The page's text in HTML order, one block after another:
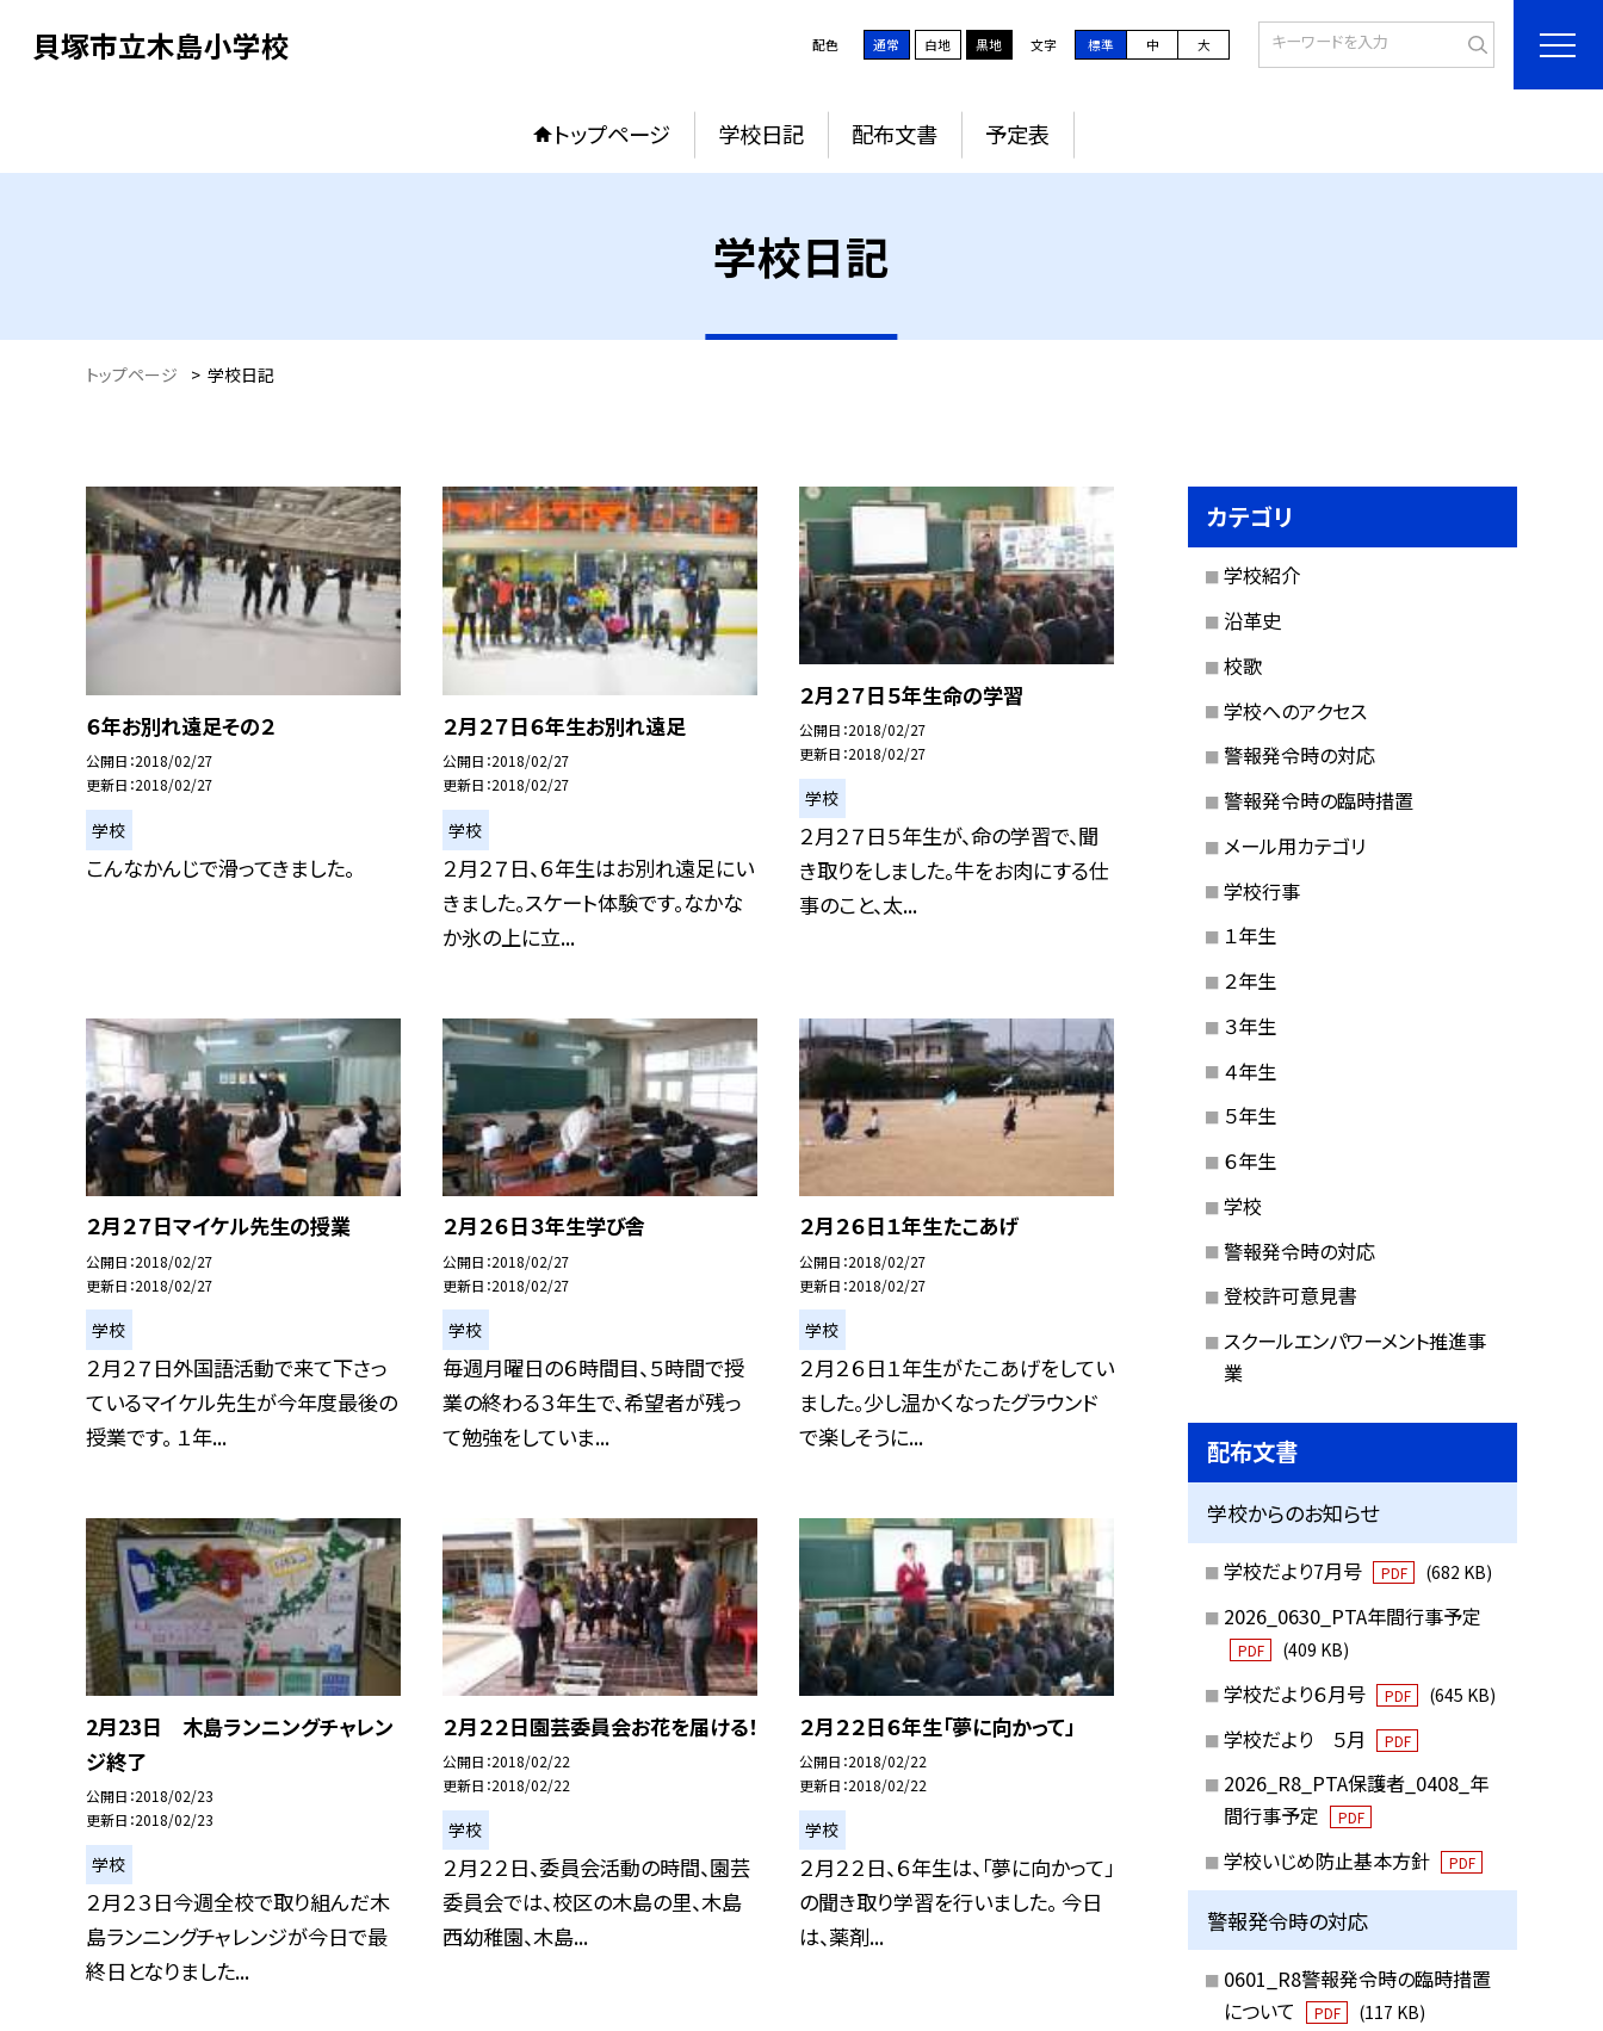
貝塚市立木島小学校 配色 通常 白地 黒地 文字 標準 中 大
トップページ 学校日記 配布文書 予定表
学校日記
トップページ > 学校日記
６年お別れ遠足その２
公開日 2018/02/27
更新日 2018/02/27
学校
こんなかんじで滑ってきました。
２月２７日６年生お別れ遠足
公開日 2018/02/27
更新日 2018/02/27
学校
２月２７日、６年生はお別れ遠足にい
きました。スケート体験です。なかな
か氷の上に立...
２月２７日５年生命の学習
公開日 2018/02/27
更新日 2018/02/27
学校
２月２７日５年生が、命の学習で、聞
き取りをしました。牛をお肉にする仕
事のこと、太...
２月２７日マイケル先生の授業
公開日 2018/02/27
更新日 2018/02/27
学校
２月２７日外国語活動で来て下さっ
ているマイケル先生が今年度最後の
授業です。 １年...
２月２６日３年生学び舎
公開日 2018/02/27
更新日 2018/02/27
学校
毎週月曜日の６時間目、５時間で授
業の終わる３年生で、希望者が残っ
て勉強をしていま...
２月２６日１年生たこあげ
公開日 2018/02/27
更新日 2018/02/27
学校
２月２６日１年生がたこあげをしてい
ました。少し温かくなったグラウンド
で楽しそうに...
2月23日 木島ランニングチャレン
ジ終了
公開日 2018/02/23
更新日 2018/02/23
学校
２月２３日今週全校で取り組んだ木
島ランニングチャレンジが今日で最
終日となりました...
２月２２日園芸委員会お花を届ける！
公開日 2018/02/22
更新日 2018/02/22
学校
２月２２日、委員会活動の時間、園芸
委員会では、校区の木島の里、木島
西幼稚園、木島...
２月２２日６年生「夢に向かって」
公開日 2018/02/22
更新日 2018/02/22
学校
２月２２日、６年生は、「夢に向かって」
の聞き取り学習を行いました。 今日
は、薬剤...
カテゴリ
学校紹介
沿革史
校歌
学校へのアクセス
警報発令時の対応
警報発令時の臨時措置
メール用カテゴリ
学校行事
１年生
２年生
３年生
４年生
５年生
６年生
学校
警報発令時の対応
登校許可意見書
スクールエンパワーメント推進事
業
配布文書
学校からのお知らせ
学校だより7月号 PDF (682 KB)
2026_0630_PTA年間行事予定
PDF (409 KB)
学校だより６月号 PDF (645 KB)
学校だより ５月 PDF
2026_R8_PTA保護者_0408_年
間行事予定
PDF
学校いじめ防止基本方針 PDF
警報発令時の対応
0601_R8警報発令時の臨時措置
について
PDF (117 KB)